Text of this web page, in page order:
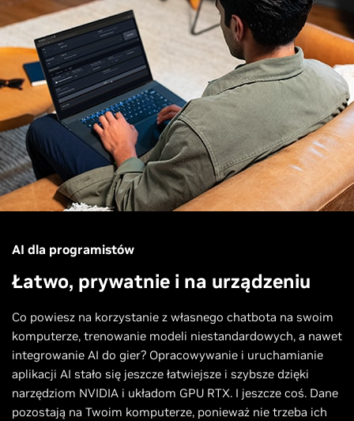
AI dla programistów
Łatwo, prywatnie i na urządzeniu
Co powiesz na korzystanie z własnego chatbota na swoim
komputerze, trenowanie modeli niestandardowych, a nawet
integrowanie AI do gier? Opracowywanie i uruchamianie
aplikacji AI stało się jeszcze łatwiejsze i szybsze dzięki
narzędziom NVIDIA i układom GPU RTX. I jeszcze coś. Dane
pozostają na Twoim komputerze, ponieważ nie trzeba ich